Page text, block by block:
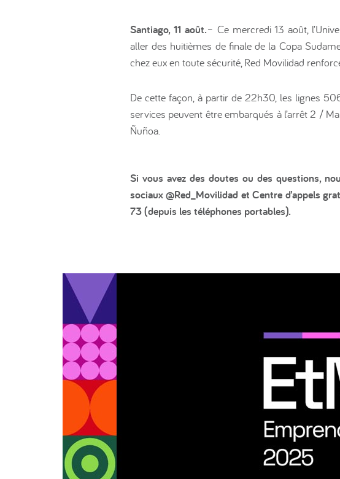
Santiago, 11 août.– Ce mercredi 13 août,
aller des huitièmes de finale de la Copa
chez eux en toute sécurité, Red Movilidad
De cette façon, à partir de 22h30, les lignes
services peuvent être embarqués à l’arrêt 2 /
Ñuñoa.
Si vous avez des doutes ou des questions,
sociaux @Red_Movilidad et Centre d’appels
73 (depuis les téléphones portables).